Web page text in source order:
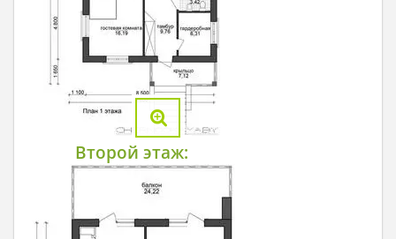
Второй этаж: